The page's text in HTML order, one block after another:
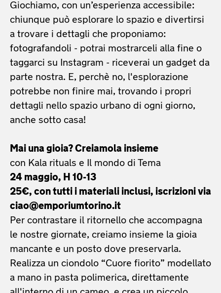
Giochiamo, con un’esperienza accessibile:
chiunque può esplorare lo spazio e divertirsi
a trovare i dettagli che proponiamo:
fotografandoli - potrai mostrarceli alla fine o
taggarci su Instagram - riceverai un gadget da
parte nostra. E, perchè no, l'esplorazione
potrebbe non finire mai, trovando i propri
dettagli nello spazio urbano di ogni giorno,
anche sotto casa!
Mai una gioia? Creiamola insieme
con Kala rituals e Il mondo di Tema
24 maggio, H 10-13
25€, con tutti i materiali inclusi, iscrizioni via
ciao@emporiumtorino.it
Per contrastare il ritornello che accompagna
le nostre giornate, creiamo insieme la gioia
mancante e un posto dove preservarla.
Realizza un ciondolo “Cuore fiorito” modellato
a mano in pasta polimerica, direttamente